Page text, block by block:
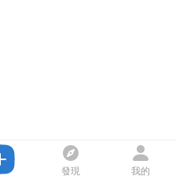
發現 我的